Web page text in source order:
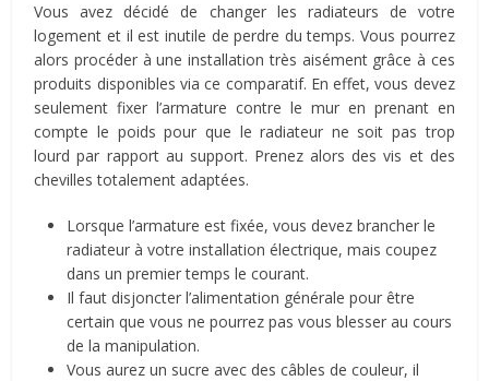
Vous avez décidé de changer les radiateurs de votre
logement et il est inutile de perdre du temps. Vous pourrez
alors procéder à une installation très aisément grâce à ces
produits disponibles via ce comparatif. En effet, vous devez
seulement fixer l’armature contre le mur en prenant en
compte le poids pour que le radiateur ne soit pas trop
lourd par rapport au support. Prenez alors des vis et des
chevilles totalement adaptées.
Lorsque l’armature est fixée, vous devez brancher le
radiateur à votre installation électrique, mais coupez
dans un premier temps le courant.
Il faut disjoncter l’alimentation générale pour être
certain que vous ne pourrez pas vous blesser au cours
de la manipulation.
Vous aurez un sucre avec des câbles de couleur, il